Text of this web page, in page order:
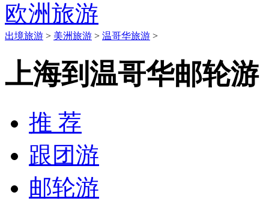
欧洲旅游
出境旅游 > 美洲旅游 > 温哥华旅游 >
上海到温哥华邮轮游
推 荐
跟团游
邮轮游